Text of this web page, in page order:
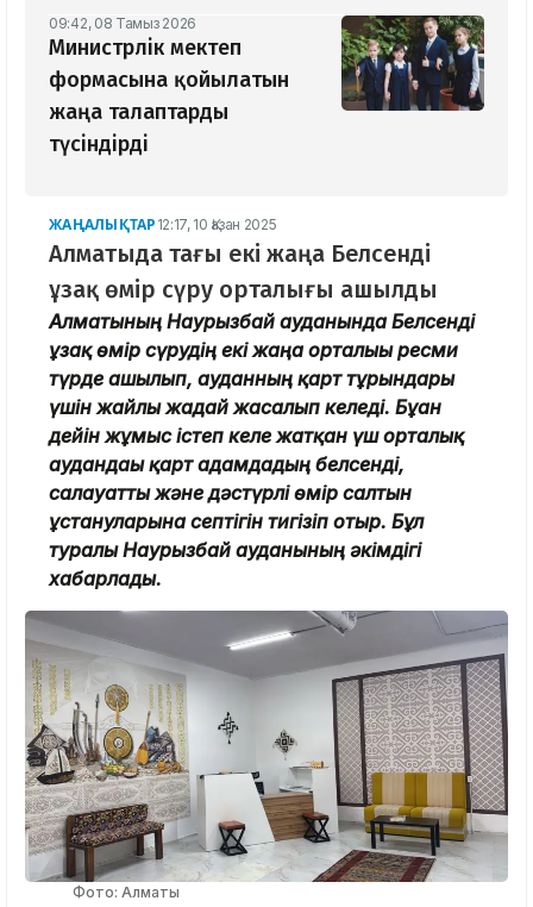
09:42, 08 Тамыз 2026
Министрлік мектеп
формасына қойылатын
жаңа талаптарды
түсіндірді
ЖАҢАЛЫҚТАР 12:17, 10 Қазан 2025
Алматыда тағы екі жаңа Белсенді
ұзақ өмір сүру орталығы ашылды
Алматының Наурызбай ауданында Белсенді
ұзақ өмір сүрудің екі жаңа орталығы ресми
түрде ашылып, ауданның қарт тұрғындары
үшін жайлы жағдай жасалып келеді. Бұған
дейін жұмыс істеп келе жатқан үш орталық
аудандағы қарт адамдадың белсенді,
салауатты және дәстүрлі өмір салтын
ұстануларына септігін тигізіп отыр. Бұл
туралы Наурызбай ауданының әкімдігі
хабарлады.
Фото: Алматы